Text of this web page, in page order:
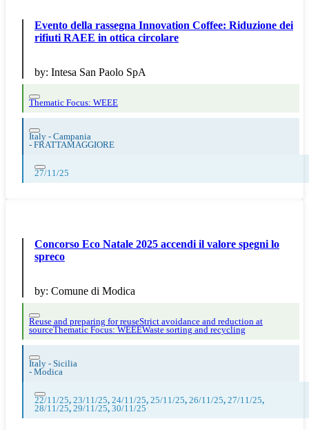
Evento della rassegna Innovation Coffee: Riduzione dei
rifiuti RAEE in ottica circolare
by: Intesa San Paolo SpA
Thematic Focus: WEEE
Italy - Campania
- FRATTAMAGGIORE
27/11/25
Concorso Eco Natale 2025 accendi il valore spegni lo
spreco
by: Comune di Modica
Reuse and preparing for reuseStrict avoidance and reduction at
sourceThematic Focus: WEEEWaste sorting and recycling
Italy - Sicilia
- Modica
22/11/25, 23/11/25, 24/11/25, 25/11/25, 26/11/25, 27/11/25,
28/11/25, 29/11/25, 30/11/25